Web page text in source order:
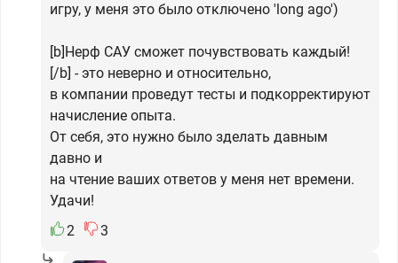
игру, у меня это было отключено 'long ago')
[b]Нерф САУ сможет почувствовать каждый!
[/b] - это неверно и относительно,
в компании проведут тесты и подкорректируют
начисление опыта.
От себя, это нужно было зделать давным
давно и
на чтение ваших ответов у меня нет времени.
Удачи!
2
3